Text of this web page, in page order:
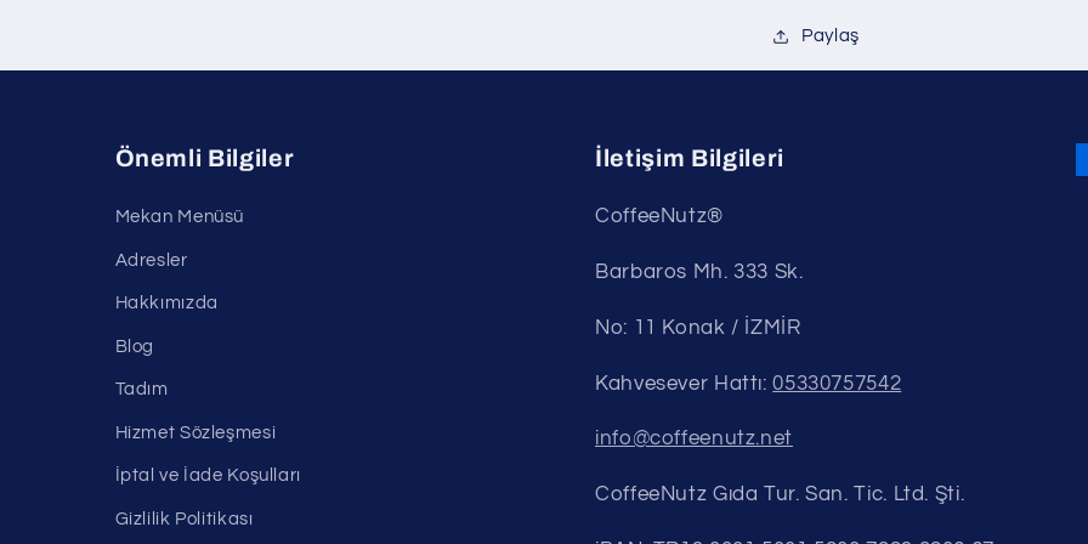
Paylaş
Önemli Bilgiler
Mekan Menüsü
Adresler
Hakkımızda
Blog
Tadım
Hizmet Sözleşmesi
İptal ve İade Koşulları
Gizlilik Politikası
İletişim Bilgileri
CoffeeNutz®
Barbaros Mh. 333 Sk.
No: 11 Konak / İZMİR
Kahvesever Hattı:05330757542
info@coffeenutz.net
CoffeeNutz Gıda Tur. San. Tic. Ltd. Şti.